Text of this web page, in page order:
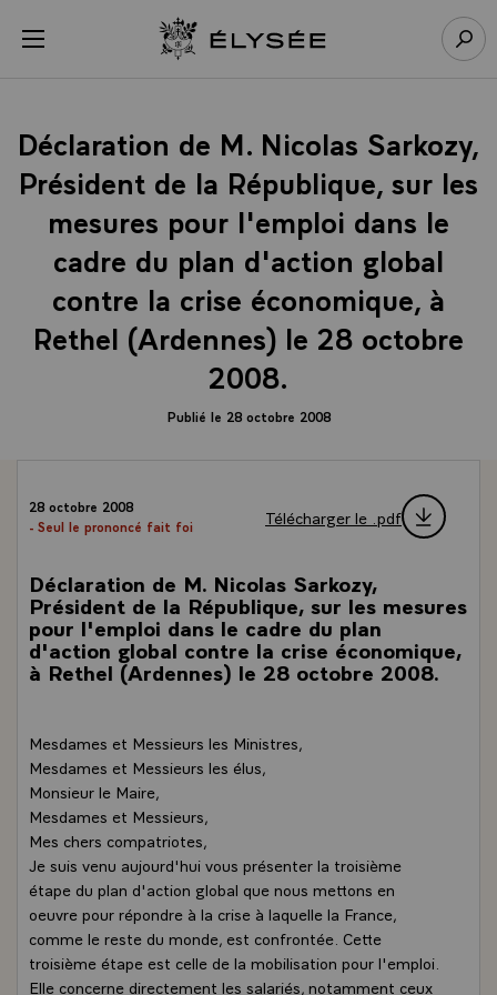
menu Retour à l’accueil Élysée
Déclaration de M. Nicolas Sarkozy,
Président de la République, sur les
mesures pour l'emploi dans le
cadre du plan d'action global
contre la crise économique, à
Rethel (Ardennes) le 28 octobre
2008.
Publié le 28 octobre 2008
28 octobre 2008
- Seul le prononcé fait foi
Télécharger le .pdf
Déclaration de M. Nicolas Sarkozy,
Président de la République, sur les mesures
pour l'emploi dans le cadre du plan
d'action global contre la crise économique,
à Rethel (Ardennes) le 28 octobre 2008.
Mesdames et Messieurs les Ministres,
Mesdames et Messieurs les élus,
Monsieur le Maire,
Mesdames et Messieurs,
Mes chers compatriotes,
Je suis venu aujourd'hui vous présenter la troisième
étape du plan d'action global que nous mettons en
oeuvre pour répondre à la crise à laquelle la France,
comme le reste du monde, est confrontée. Cette
troisième étape est celle de la mobilisation pour l'emploi.
Elle concerne directement les salariés, notamment ceux
Panneau de gestion des cookies